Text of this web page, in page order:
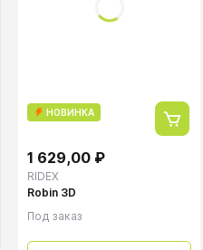
НОВИНКА
RIDEX
1 629,00 ₽
Robin 3D
Под заказ